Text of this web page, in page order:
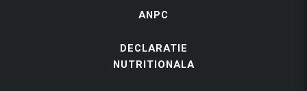
ANPC
DECLARATIE
NUTRITIONALA